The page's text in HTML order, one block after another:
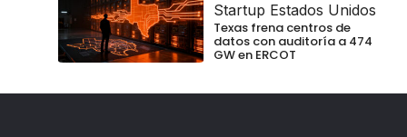
Startup Estados Unidos
Texas frena centros de
datos con auditoría a 474
GW en ERCOT